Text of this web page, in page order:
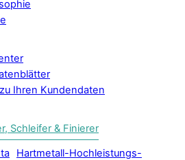
Ihren Kundendaten
Schleifer & Finierer
Hartmetall-Hochleistungs-